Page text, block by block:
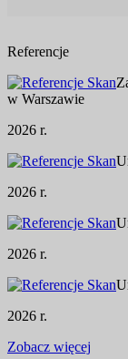
Referencje
w Warszawie
2026 r.
2026 r.
2026 r.
2026 r.
Zobacz więcej